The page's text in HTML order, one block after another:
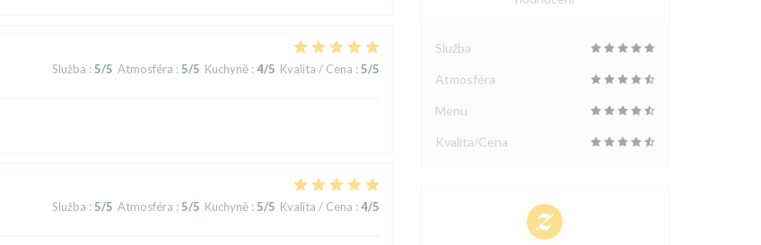
Služba : 5/5 Atmosféra : 5/5 Kuchyně: 4/5 Kvalita / Cena : 5/5
Služba : 5/5 Atmosféra : 5/5 Kuchyně: 5/5 Kvalita / Cena : 4/5
Služba
Atmosféra
Menu
Kvalita/Cena